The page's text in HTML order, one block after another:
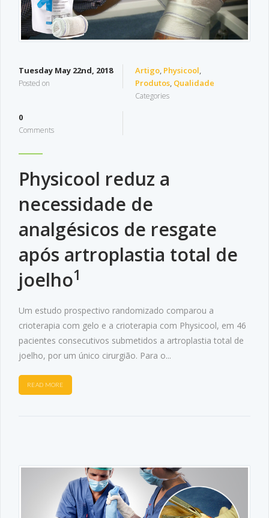
Tuesday May 22nd, 2018
Posted on
Artigo, Physicool,
Produtos, Qualidade
Categories
0
Comments
Physicool reduz a
necessidade de
analgésicos de resgate
após artroplastia total de
joelho1
Um estudo prospectivo randomizado comparou a
crioterapia com gelo e a crioterapia com Physicool, em 46
pacientes consecutivos submetidos a artroplastia total de
joelho, por um único cirurgião. Para o...
READ MORE